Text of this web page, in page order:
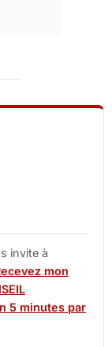
invite à
mon
5 minutes par